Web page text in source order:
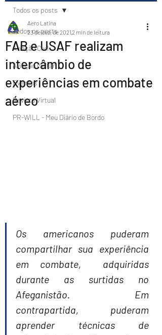
Todos os posts
Aviação Civil
Aviação Militar
Eventos
Revista Virtual
PR-WILL - Meu Diário de Bordo
Todos os posts
FAB e USAF realizam
intercâmbio de
experiências em combate
aéreo
Aero Latina
23 de dez. de 20212 min de leitura
Os americanos puderam
compartilhar sua experiência
em combate,  adquiridas
durante as surtidas no
Afeganistão. Em
contrapartida, puderam
aprender técnicas de